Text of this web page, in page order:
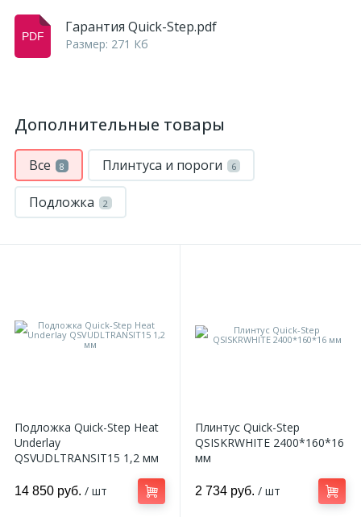
Гарантия Quick-Step.pdf
Размер: 271 Кб
Дополнительные товары
Все 8 Плинтуса и пороги 6
Подложка 2
Подложка Quick-Step Heat
Underlay
QSVUDLTRANSIT15 1,2 мм
14 850 руб. / шт
Плинтус Quick-Step
QSISKRWHITE 2400*160*16
мм
2 734 руб. / шт